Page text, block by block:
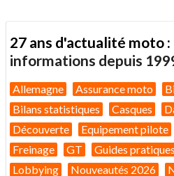
27 ans d'actualité moto :
informations depuis
Allemagne Assurance moto
Bilans statistiques
Casques
Découverte
Equipement pilote
Freinage
GT Guides pratiques
Lobbying
Nouveautés 2026